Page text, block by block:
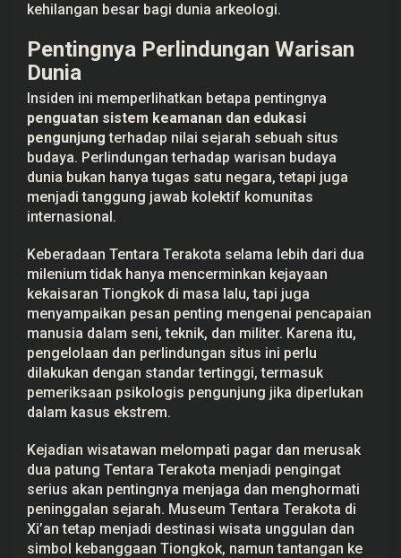
kehilangan besar bagi dunia arkeologi.
Pentingnya Perlindungan Warisan
Dunia
Insiden ini memperlihatkan betapa pentingnya
penguatan sistem keamanan dan edukasi
pengunjung terhadap nilai sejarah sebuah situs
budaya. Perlindungan terhadap warisan budaya
dunia bukan hanya tugas satu negara, tetapi juga
menjadi tanggung jawab kolektif komunitas
internasional.
Keberadaan Tentara Terakota selama lebih dari dua
milenium tidak hanya mencerminkan kejayaan
kekaisaran Tiongkok di masa lalu, tapi juga
menyampaikan pesan penting mengenai pencapaian
manusia dalam seni, teknik, dan militer. Karena itu,
pengelolaan dan perlindungan situs ini perlu
dilakukan dengan standar tertinggi, termasuk
pemeriksaan psikologis pengunjung jika diperlukan
dalam kasus ekstrem.
Kejadian wisatawan melompati pagar dan merusak
dua patung Tentara Terakota menjadi pengingat
serius akan pentingnya menjaga dan menghormati
peninggalan sejarah. Museum Tentara Terakota di
Xi’an tetap menjadi destinasi wisata unggulan dan
simbol kebanggaan Tiongkok, namun tantangan ke